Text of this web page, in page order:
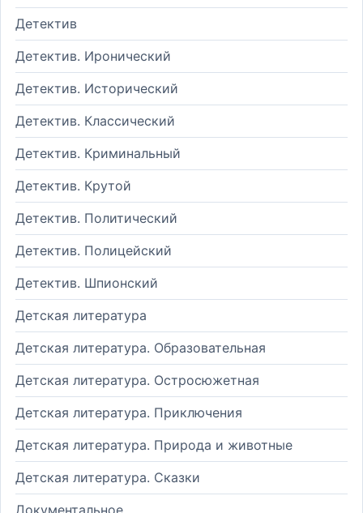
Детектив
Детектив. Иронический
Детектив. Исторический
Детектив. Классический
Детектив. Криминальный
Детектив. Крутой
Детектив. Политический
Детектив. Полицейский
Детектив. Шпионский
Детская литература
Детская литература. Образовательная
Детская литература. Остросюжетная
Детская литература. Приключения
Детская литература. Природа и животные
Детская литература. Сказки
Документальное